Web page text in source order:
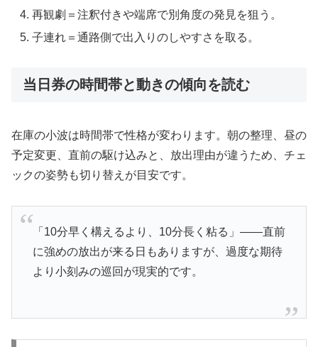
再観劇＝注釈付きや端席で別角度の発見を狙う。
子連れ＝通路側で出入りのしやすさを取る。
当日券の時間帯と動きの傾向を読む
在庫の小波は時間帯で性格が変わります。朝の整理、昼の
予定変更、直前の駆け込みと、放出理由が違うため、チェ
ックの姿勢も切り替えが目安です。
「10分早く構えるより、10分長く粘る」——直前
に強めの放出が来る日もありますが、過度な期待
より小刻みの巡回が現実的です。